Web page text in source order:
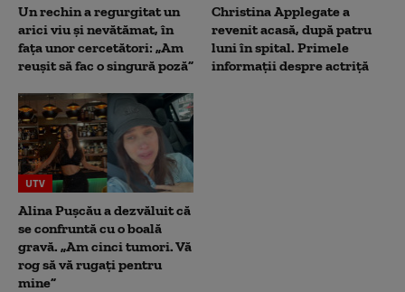
Un rechin a regurgitat un
arici viu și nevătămat, în
fața unor cercetători: „Am
reușit să fac o singură poză”
Christina Applegate a
revenit acasă, după patru
luni în spital. Primele
informații despre actriță
UTV
Alina Pușcău a dezvăluit că
se confruntă cu o boală
gravă. „Am cinci tumori. Vă
rog să vă rugați pentru
mine”